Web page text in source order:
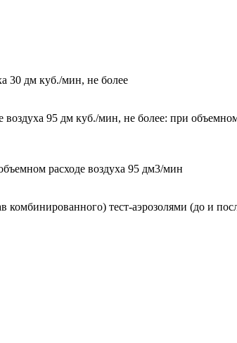
30 дм куб./мин, не более
95 дм куб./мин, не более: при
расходе воздуха 95 дм3/мин
тест-аэрозолями (до и